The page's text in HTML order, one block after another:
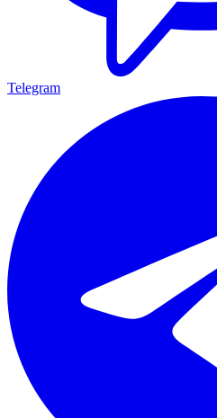
Telegram